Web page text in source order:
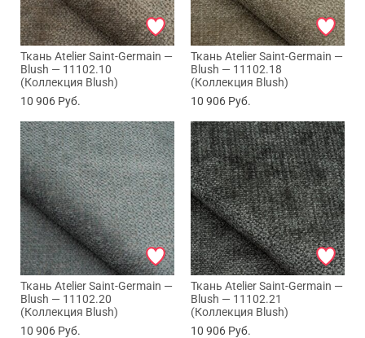
Ткань Atelier Saint-Germain —
Blush — 11102.10
(Коллекция Blush)
10 906 Руб.
Ткань Atelier Saint-Germain —
Blush — 11102.18
(Коллекция Blush)
10 906 Руб.
Ткань Atelier Saint-Germain —
Blush — 11102.20
(Коллекция Blush)
10 906 Руб.
Ткань Atelier Saint-Germain —
Blush — 11102.21
(Коллекция Blush)
10 906 Руб.